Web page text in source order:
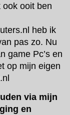
ooit ben
heb ik
pas zo. Nu
game Pc’s en
op mijn eigen
via mijn
en